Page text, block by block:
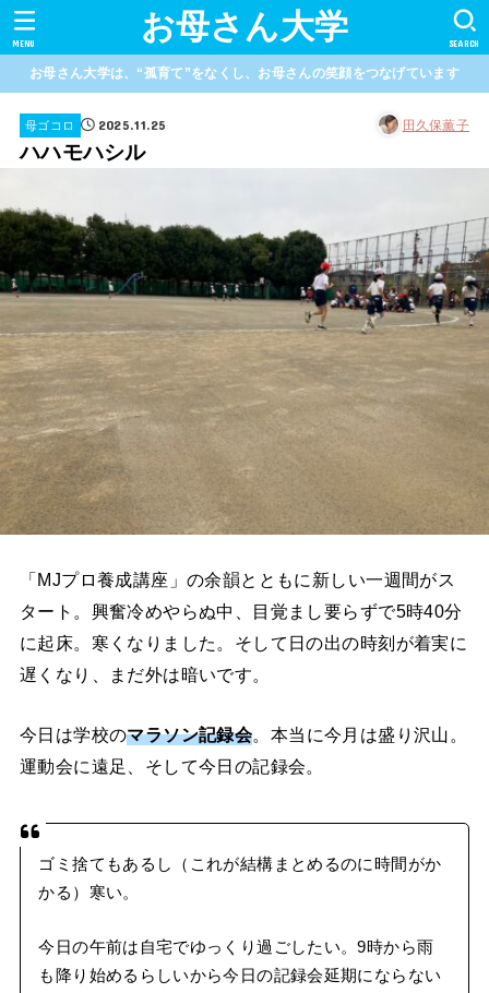
お母さん大学 SEARCH
MENU
お母さん大学は、“孤育て”をなくし、お母さんの笑顔をつなげています
母ゴコロ 2025.11.25 田久保薫子
ハハモハシル
「MJプロ養成講座」の余韻とともに新しい一週間がス
タート。興奮冷めやらぬ中、目覚まし要らずで5時40分
に起床。寒くなりました。そして日の出の時刻が着実に
遅くなり、まだ外は暗いです。
今日は学校のマラソン記録会。本当に今月は盛り沢山。
運動会に遠足、そして今日の記録会。
ゴミ捨てもあるし（これが結構まとめるのに時間がか
かる）寒い。
今日の午前は自宅でゆっくり過ごしたい。9時から雨
も降り始めるらしいから今日の記録会延期にならない